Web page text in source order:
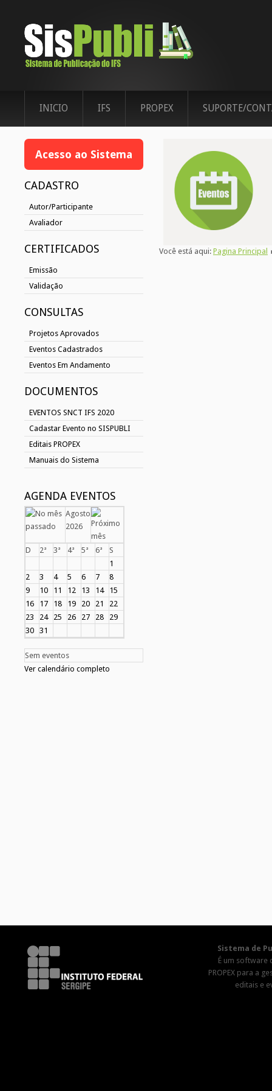
INICIO IFS PROPEX SUPORTE/
Acesso ao Sistema
CADASTRO
Autor/Participante
Avaliador
CERTIFICADOS
Emissão
Validação
CONSULTAS
Projetos Aprovados
Eventos Cadastrados
Eventos Em Andamento
DOCUMENTOS
EVENTOS SNCT IFS 2020
Cadastar Evento no SISPUBLI
Editais PROPEX
Manuais do Sistema
AGENDA EVENTOS
Agosto
2026
D 2ª 3ª 4ª 5ª 6ª
S
1
2
3 4 5 6 7
8
9
10 11 12 13 14
15
16
17 18 19 20 21
22
23
24 25 26 27 28
29
30 31
Sem eventos
Ver calendário completo
Você está aqui: Pagina Principal
Sistema de
É um software
PROPEX para a
editais e